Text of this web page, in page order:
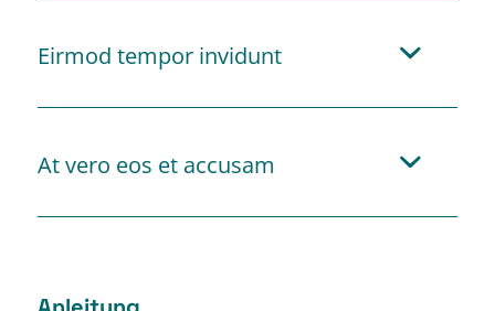
Eirmod tempor invidunt
At vero eos et accusam